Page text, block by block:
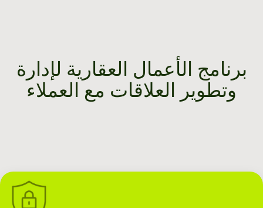
برنامج الأعمال العقارية لإدارة
وتطوير العلاقات مع العملاء